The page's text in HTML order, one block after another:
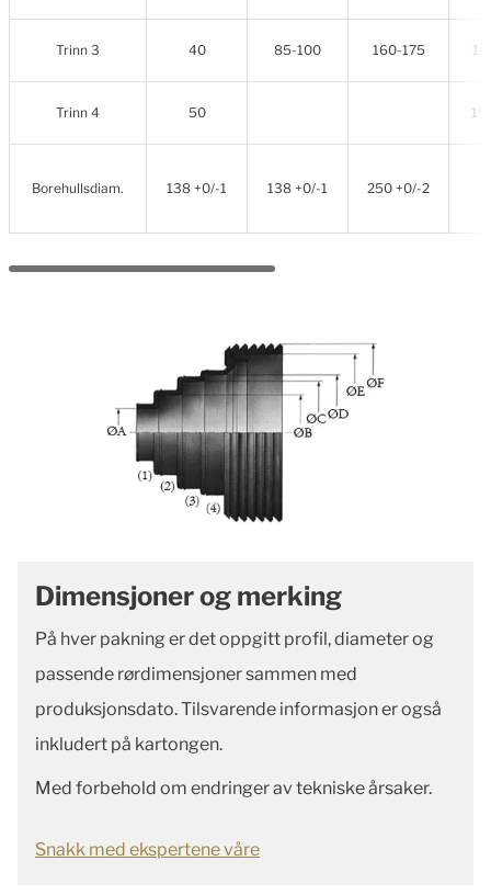
Trinn 3 40 85-100 160-175
Trinn 4 50
Borehullsdiam. 138 +0/-1 138 +0/-1 250 +0/-2
Dimensjoner og merking
På hver pakning er det oppgitt profil, diameter og
passende rørdimensjoner sammen med
produksjonsdato. Tilsvarende informasjon er også
inkludert på kartongen.
Med forbehold om endringer av tekniske årsaker.
Snakk med ekspertene våre